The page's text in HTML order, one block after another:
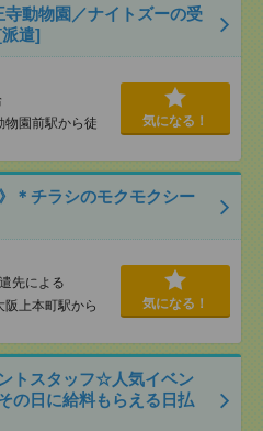
動物園／ナイトズーの受
遣]
物園前駅から徒
気になる！
＊チラシのモクモクシー
先による
阪上本町駅から
気になる！
トスタッフ☆人気イベン
の日に給料もらえる日払